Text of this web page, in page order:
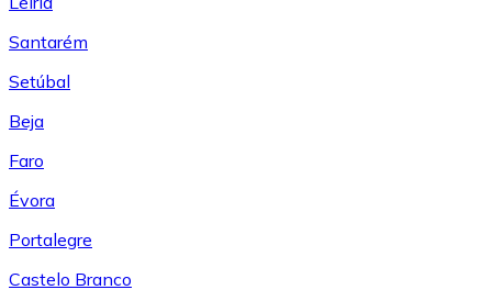
Santarém
Setúbal
Beja
Faro
Évora
Portalegre
Castelo Branco